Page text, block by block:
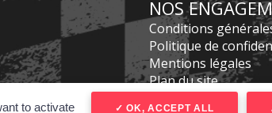
NOS
Conditions
Politique de
Mentions légales
Plan du site
Réalisé par spider-vo
to activate OK, ACCEPT ALL